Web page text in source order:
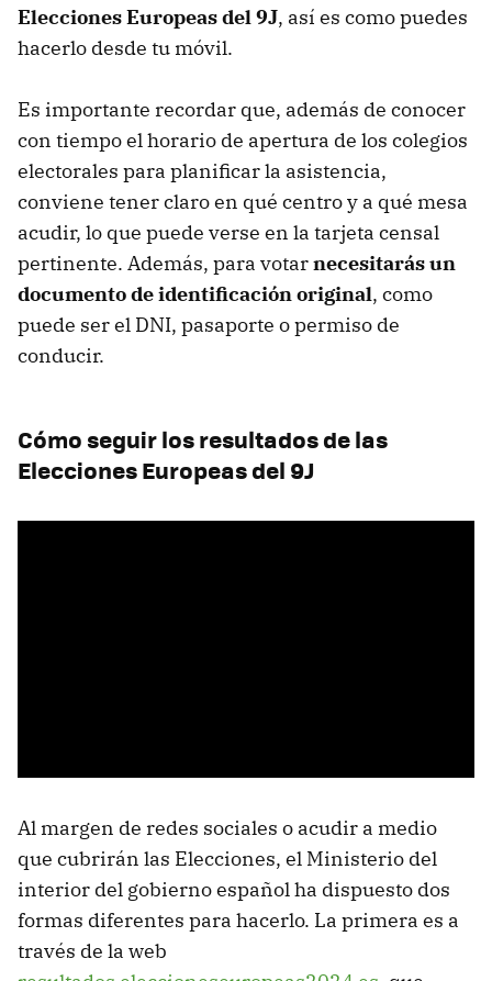
Elecciones Europeas del 9J, así es como puedes
hacerlo desde tu móvil.
Es importante recordar que, además de conocer
con tiempo el horario de apertura de los colegios
electorales para planificar la asistencia,
conviene tener claro en qué centro y a qué mesa
acudir, lo que puede verse en la tarjeta censal
pertinente. Además, para votarnecesitarás un
documento de identificación original, como
puede ser el DNI, pasaporte o permiso de
conducir.
Cómo seguir los resultados de las
Elecciones Europeas del 9J
Al margen de redes sociales o acudir a medio
que cubrirán las Elecciones, el Ministerio del
interior del gobierno español ha dispuesto dos
formas diferentes para hacerlo. La primera es a
través de la web